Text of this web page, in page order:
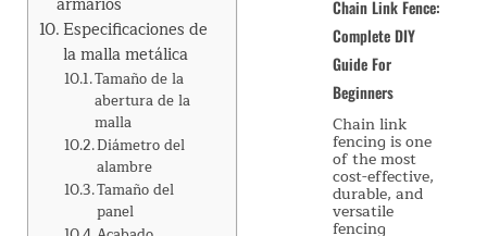
Especificaciones de
la malla metálica
Tamaño de la
abertura de la
malla
Diámetro del
alambre
Tamaño del
panel
Chain Link Fence:
Complete DIY
Guide For
Beginners
Chain link
fencing is one
of the most
cost-effective,
durable, and
versatile
fencing